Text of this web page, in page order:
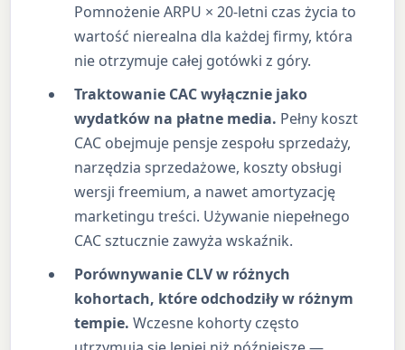
Pomnożenie ARPU × 20-letni czas życia to
wartość nierealna dla każdej firmy, która
nie otrzymuje całej gotówki z góry.
Traktowanie CAC wyłącznie jako
wydatków na płatne media. Pełny koszt
CAC obejmuje pensje zespołu sprzedaży,
narzędzia sprzedażowe, koszty obsługi
wersji freemium, a nawet amortyzację
marketingu treści. Używanie niepełnego
CAC sztucznie zawyża wskaźnik.
Porównywanie CLV w różnych
kohortach, które odchodziły w różnym
tempie. Wczesne kohorty często